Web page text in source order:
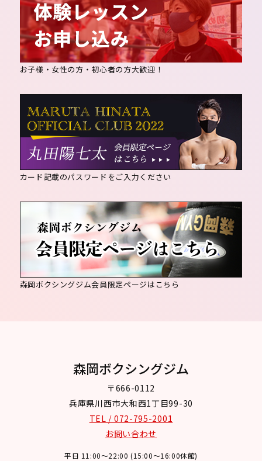
お子様・女性の方・初心者の方大歓迎！
カード記載のパスワードをご入力ください
森岡ボクシングジム会員限定ページはこちら
森岡ボクシングジム
〒666-0112
兵庫県川西市大和西1丁目99-30
TEL / 072-795-2001
お問い合わせ
平日 11:00～22:00 (15:00～16:00休館)